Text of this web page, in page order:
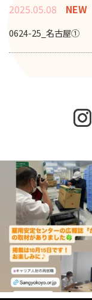
2025.05.08 NEW
0624-25_名古屋①